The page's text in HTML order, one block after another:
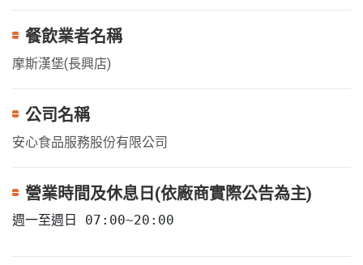
餐飲業者名稱
摩斯漢堡(長興店)
公司名稱
安心食品服務股份有限公司
營業時間及休息日(依廠商實際公告為主)
週一至週日 07:00~20:00